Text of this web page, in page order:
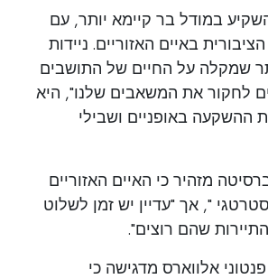
במודל בר קיימא יותר, עם
באיים האזוריים. ניידות
שמקלה על החיים של התושבים
לחקור את המשאבים שלנו", היא
ההשקעה באופניים ושבילי
מזהיר כי האיים האזוריים
", אך "עדיין יש זמן לשלוט
שהם רוצים".
אלווארס מדגישה כי